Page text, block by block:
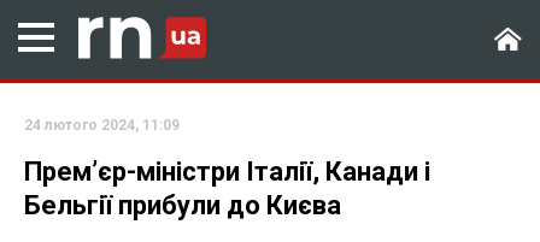
24 лютого 2024, 11:09
Прем’єр-міністри Італії, Канади і
Бельгії прибули до Києва